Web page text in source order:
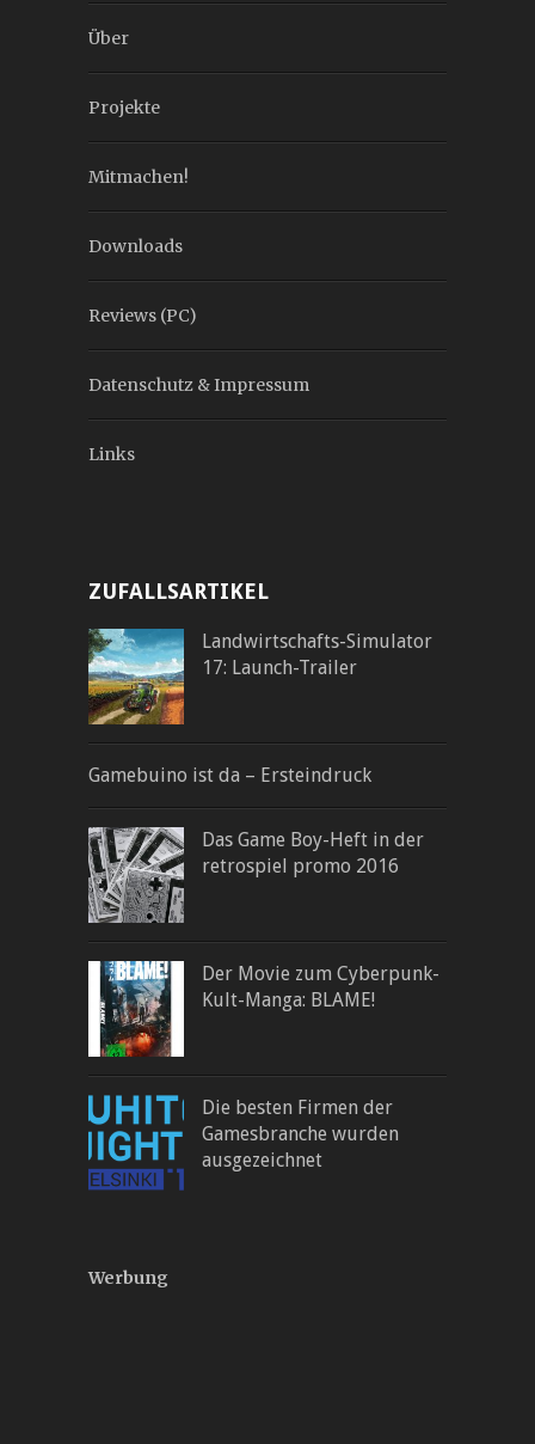
Über
Projekte
Mitmachen!
Downloads
Reviews (PC)
Datenschutz & Impressum
Links
ZUFALLSARTIKEL
Landwirtschafts-Simulator
17: Launch-Trailer
Gamebuino ist da – Ersteindruck
Das Game Boy-Heft in der
retrospiel promo 2016
Der Movie zum Cyberpunk-
Kult-Manga: BLAME!
Die besten Firmen der
Gamesbranche wurden
ausgezeichnet
Werbung